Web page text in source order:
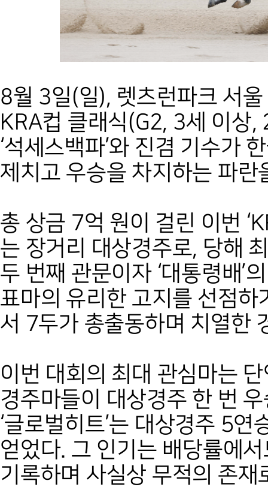
8월 3일(일), 렛츠런파크 서
KRA컵 클래식(G2, 3세 이상
‘석세스백파’와 진겸 기수가
제치고 우승을 차지하는 파란
총 상금 7억 원이 걸린 이번
는 장거리 대상경주로, 당해
두 번째 관문이자 ‘대통령배’
표마의 유리한 고지를 선점
서 7두가 총출동하며 치열한
이번 대회의 최대 관심마는 단
경주마들이 대상경주 한 번
‘글로벌히트’는 대상경주 5
얻었다. 그 인기는 배당률에
기록하며 사실상 무적의 존재